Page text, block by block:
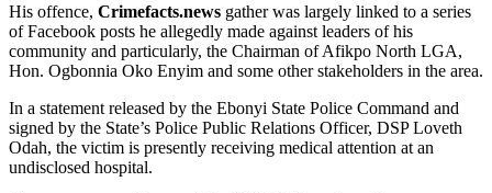
His offence, Crimefacts.news gather was largely linked to a series
of Facebook posts he allegedly made against leaders of his
community and particularly, the Chairman of Afikpo North LGA,
Hon. Ogbonnia Oko Enyim and some other stakeholders in the area.
In a statement released by the Ebonyi State Police Command and
signed by the State’s Police Public Relations Officer, DSP Loveth
Odah, the victim is presently receiving medical attention at an
undisclosed hospital.